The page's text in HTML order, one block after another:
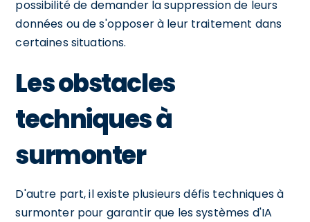
possibilité de demander la suppression de leurs
données ou de s'opposer à leur traitement dans
certaines situations.
Les obstacles
techniques à
surmonter
D'autre part, il existe plusieurs défis techniques à
surmonter pour garantir que les systèmes d'IA